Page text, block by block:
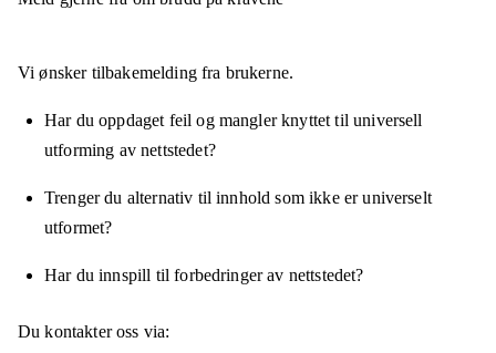
Vi ønsker tilbakemelding fra brukerne.
Har du oppdaget feil og mangler knyttet til universell
utforming av nettstedet?
Trenger du alternativ til innhold som ikke er universelt
utformet?
Har du innspill til forbedringer av nettstedet?
Du kontakter oss via: